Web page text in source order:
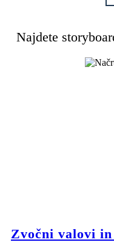
Najdete
Zvočni valovi in